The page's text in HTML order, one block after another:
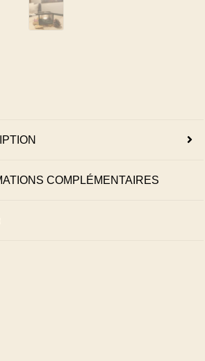
COMPLÉMENTAIRES